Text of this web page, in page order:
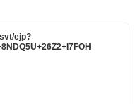
ejp?